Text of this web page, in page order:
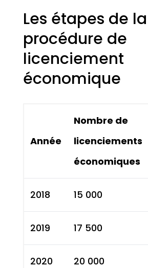
Les étapes de la
procédure de
licenciement
économique
Année
Nombre de
licenciements
économiques
2018 15 000
2019 17 500
2020 20 000